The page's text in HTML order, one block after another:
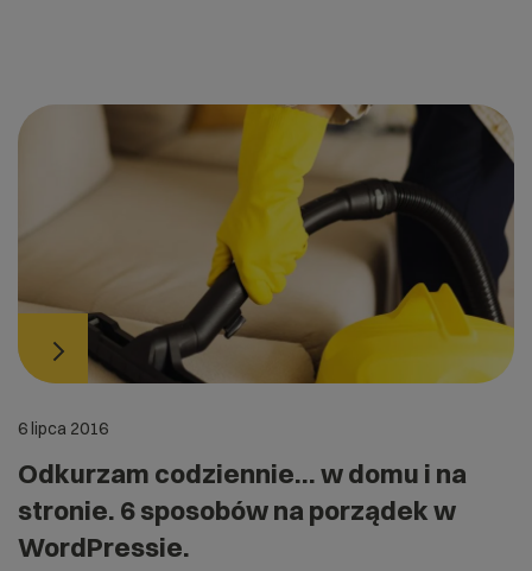
6 lipca 2016
Odkurzam codziennie… w domu i na
stronie. 6 sposobów na porządek w
WordPressie.